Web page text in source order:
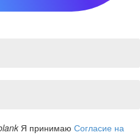
Я принимаю Согласие на